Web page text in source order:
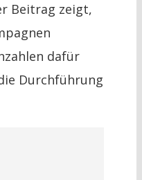
Beitrag zeigt,
dafür
Durchführung